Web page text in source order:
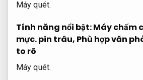
Máy quét.
Tính năng nổi bật:Máy chấm
mực.pin trâu, Phù hợp văn
to rõ
Máy quét.